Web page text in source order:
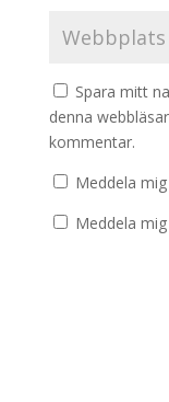
Spara mitt
denna
kommentar.
Meddela
Meddela